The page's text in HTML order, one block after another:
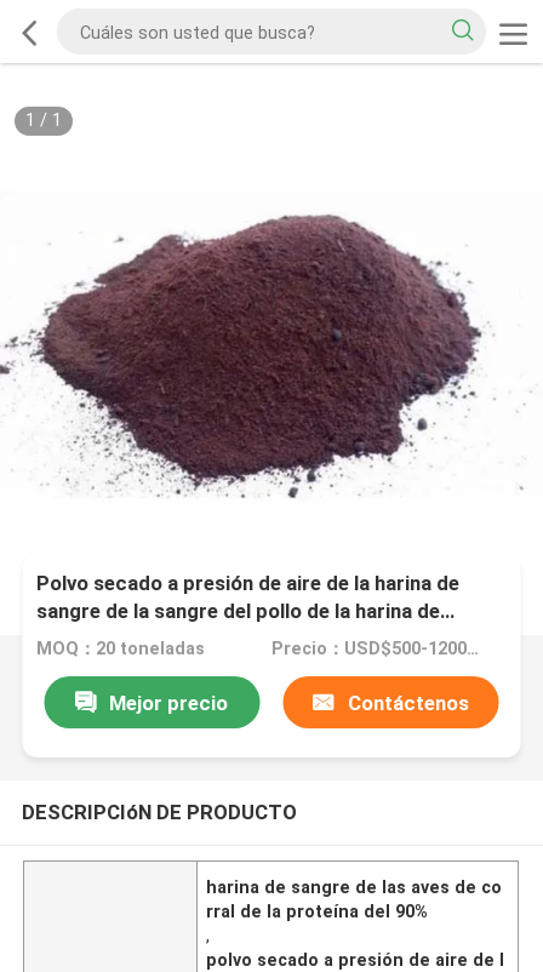
1 / 1
Polvo secado a presión de aire de la harina de
sangre de la sangre del pollo de la harina de
sangre de las aves de corral de la proteína del
MOQ：20 toneladas Precio：USD$500-1200 per ton
Mejor precio Contáctenos
DESCRIPCIóN DE PRODUCTO
harina de sangre de las aves de co
rral de la proteína del 90%
,
polvo secado a presión de aire de l